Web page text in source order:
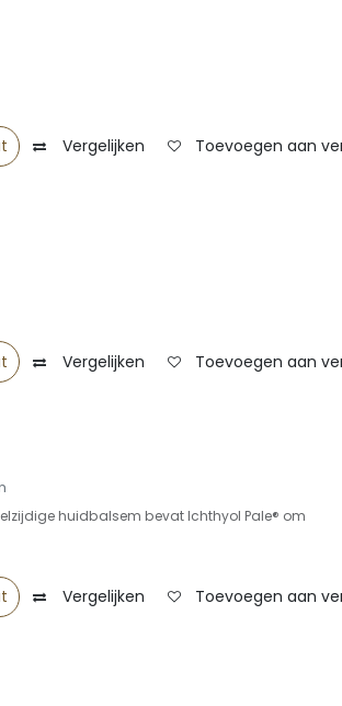
Vergelijken Toevoegen aan
Vergelijken Toevoegen aan
huidbalsem bevat Ichthyol Pale® om
Vergelijken Toevoegen aan